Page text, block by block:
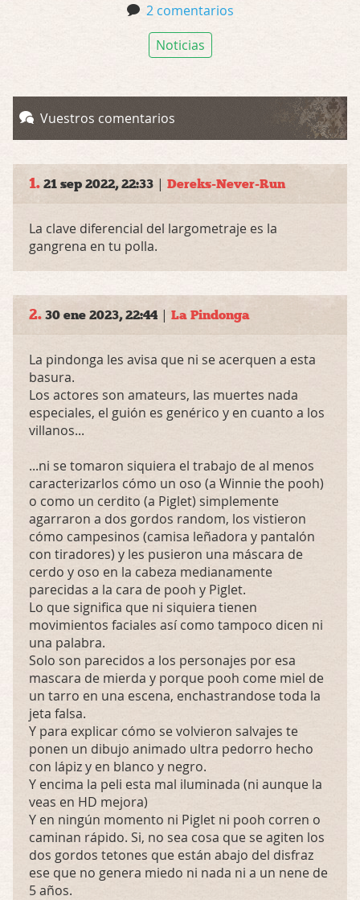
2 comentarios
Noticias
Vuestros comentarios
1. 21 sep 2022, 22:33 | Dereks-Never-Run
La clave diferencial del largometraje es la
gangrena en tu polla.
2. 30 ene 2023, 22:44 | La Pindonga
La pindonga les avisa que ni se acerquen a esta
basura.
Los actores son amateurs, las muertes nada
especiales, el guión es genérico y en cuanto a los
villanos...
...ni se tomaron siquiera el trabajo de al menos
caracterizarlos cómo un oso (a Winnie the pooh)
o como un cerdito (a Piglet) simplemente
agarraron a dos gordos random, los vistieron
cómo campesinos (camisa leñadora y pantalón
con tiradores) y les pusieron una máscara de
cerdo y oso en la cabeza medianamente
parecidas a la cara de pooh y Piglet.
Lo que significa que ni siquiera tienen
movimientos faciales así como tampoco dicen ni
una palabra.
Solo son parecidos a los personajes por esa
mascara de mierda y porque pooh come miel de
un tarro en una escena, enchastrandose toda la
jeta falsa.
Y para explicar cómo se volvieron salvajes te
ponen un dibujo animado ultra pedorro hecho
con lápiz y en blanco y negro.
Y encima la peli esta mal iluminada (ni aunque la
veas en HD mejora)
Y en ningún momento ni Piglet ni pooh corren o
caminan rápido. Si, no sea cosa que se agiten los
dos gordos tetones que están abajo del disfraz
ese que no genera miedo ni nada ni a un nene de
5 años.